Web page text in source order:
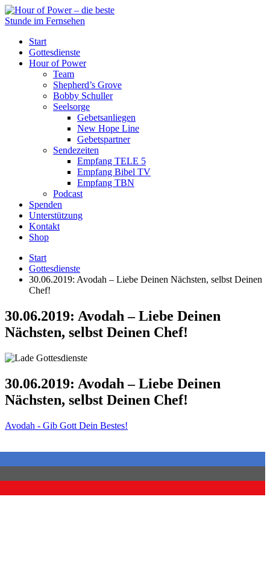
Start
Gottesdienste
Hour of Power
Team
Shepherd’s Grove
Bobby Schuller
Seelsorge
Gebetsanliegen
New Hope Line
Gebetspartner
Sendezeiten
Empfang TELE 5
Empfang Bibel TV
Empfang TBN
Podcast
Spenden
Unterstützung
Kontakt
Shop
Start
Gottesdienste
30.06.2019: Avodah – Liebe Deinen Nächsten, selbst Deinen
Chef!
30.06.2019: Avodah – Liebe Deinen
Nächsten, selbst Deinen Chef!
30.06.2019: Avodah – Liebe Deinen
Nächsten, selbst Deinen Chef!
Avodah - Gib Gott Dein Bestes!